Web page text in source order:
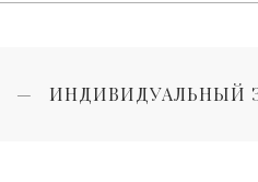
ИНДИВИДУАЛЬНЫЙ